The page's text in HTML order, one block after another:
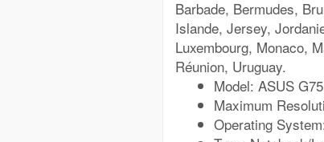
Barbade, Bermudes,
Islande, Jersey,
Luxembourg, Monaco,
Réunion, Uruguay.
Model: ASUS
Maximum
Operating